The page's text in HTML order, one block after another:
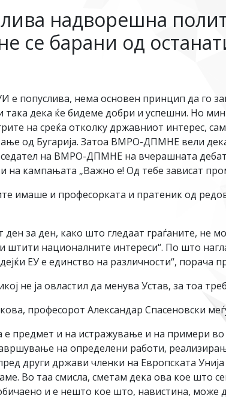
надворешна
се барани од
е попуслива, нема основен принцип да го
така дека ќе бидеме добри и успешни. Но
на среќа отколку државниот интерес,
од Бугарија. Затоа ВМРО-ДПМНЕ вели
на ВМРО-ДПМНЕ на вчерашната
на кампањата „Важно е! Од тебе зависат
имаше и професорката и пратеник од
ден за ден, како што гледаат граѓаните,
штити националните интереси“. По што
ЕУ е единство на различности“, порача
не ја овластил да менува Устав, за тоа
професорот Александар Спасеновски
предмет и на истражување и на примери во
на определени работи,
други држави членки на Европската
Во таа смисла, сметам дека ова кое што
и е нешто кое што, навистина, може